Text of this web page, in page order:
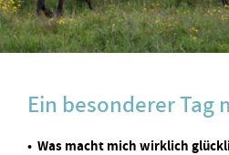
Ein besonderer Tag
• Was macht mich wirklich